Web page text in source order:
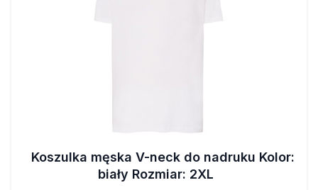
Koszulka męska V-neck do nadruku Kolor:
biały Rozmiar: 2XL